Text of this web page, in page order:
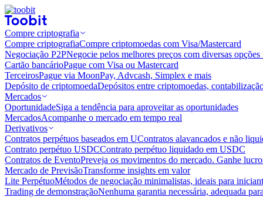
Compre criptografia
Compre criptografiaCompre criptomoedas com Visa/Mastercard
Negociação P2PNegocie pelos melhores preços com diversas
Cartão bancárioPague com Visa ou Mastercard
TerceirosPague via MoonPay, Advcash, Simplex e mais
Depósito de criptomoedaDepósitos entre criptomoedas,
Mercados
OportunidadeSiga a tendência para aproveitar as oportunidades
MercadosAcompanhe o mercado em tempo real
Derivativos
Contratos perpétuos baseados em UContratos alavancados e não
Contrato perpétuo USDCContrato perpétuo liquidado em USDC
Contratos de EventoPreveja os movimentos do mercado. Ganhe
Mercado de PrevisãoTransforme insights em valor
Lite PerpétuoMétodos de negociação minimalistas, ideais para
Trading de demonstraçãoNenhuma garantia necessária, adequada